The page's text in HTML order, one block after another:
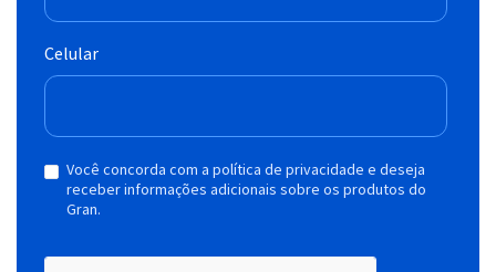
Celular
Você concorda com a política de privacidade e deseja
receber informações adicionais sobre os produtos do
Gran.